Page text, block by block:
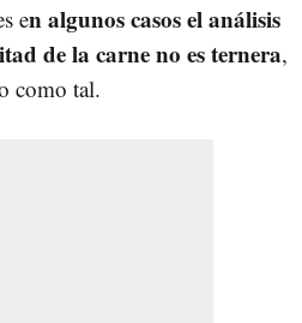
en algunos casos el análisis
de la carne no es ternera,
como tal.